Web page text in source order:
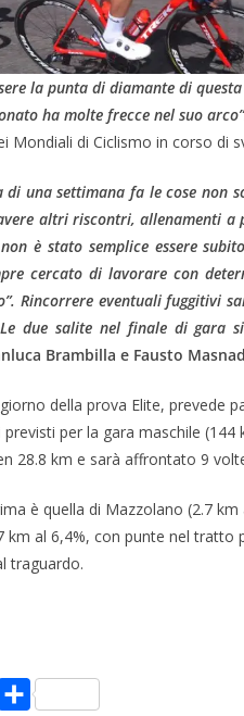
la punta di diamante di
ha molte frecce nel suo arco”
Mondiali di Ciclismo in corso di
di una settimana fa le cose non
altri riscontri, allenamenti a
è stato semplice essere
cercato di lavorare con
Rincorrere eventuali fuggitivi
due salite nel finale di gara
Brambilla e Fausto
della prova Elite, prevede
per la gara maschile
28.8 km e sarà affrontato 9
è quella di Mazzolano (2.7
km al 6,4%, con punte nel tratto
traguardo.
C